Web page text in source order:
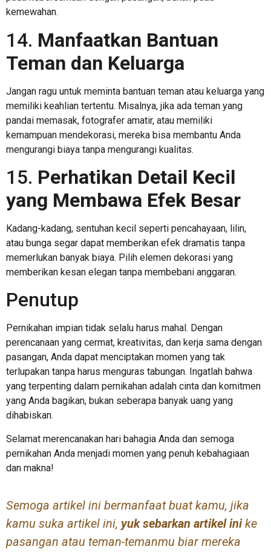
kemewahan.
14. Manfaatkan Bantuan
Teman dan Keluarga
Jangan ragu untuk meminta bantuan teman atau keluarga yang
memiliki keahlian tertentu. Misalnya, jika ada teman yang
pandai memasak, fotografer amatir, atau memiliki
kemampuan mendekorasi, mereka bisa membantu Anda
mengurangi biaya tanpa mengurangi kualitas.
15. Perhatikan Detail Kecil
yang Membawa Efek Besar
Kadang-kadang, sentuhan kecil seperti pencahayaan, lilin,
atau bunga segar dapat memberikan efek dramatis tanpa
memerlukan banyak biaya. Pilih elemen dekorasi yang
memberikan kesan elegan tanpa membebani anggaran.
Penutup
Pernikahan impian tidak selalu harus mahal. Dengan
perencanaan yang cermat, kreativitas, dan kerja sama dengan
pasangan, Anda dapat menciptakan momen yang tak
terlupakan tanpa harus menguras tabungan. Ingatlah bahwa
yang terpenting dalam pernikahan adalah cinta dan komitmen
yang Anda bagikan, bukan seberapa banyak uang yang
dihabiskan.
Selamat merencanakan hari bahagia Anda dan semoga
pernikahan Anda menjadi momen yang penuh kebahagiaan
dan makna!
Semoga artikel ini bermanfaat buat kamu, jika
kamu suka artikel ini, yuk sebarkan artikel inike
pasangan atau teman-temanmu biar mereka